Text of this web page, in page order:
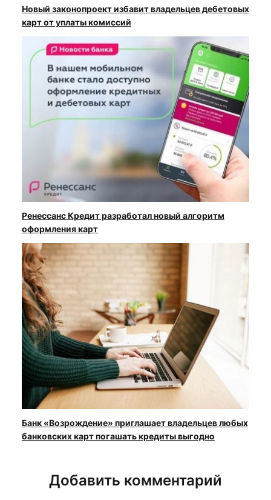
Новый законопроект избавит владельцев дебетовых
карт от уплаты комиссий
Ренессанс Кредит разработал новый алгоритм
оформления карт
Банк «Возрождение» приглашает владельцев любых
банковских карт погашать кредиты выгодно
Добавить комментарий